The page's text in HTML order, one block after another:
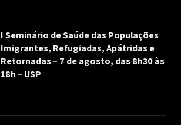
I Seminário de Saúde das Populações
Imigrantes, Refugiadas, Apátridas e
Retornadas – 7 de agosto, das 8h30 às
18h – USP